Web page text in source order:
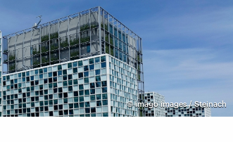
©imago images / Steinach